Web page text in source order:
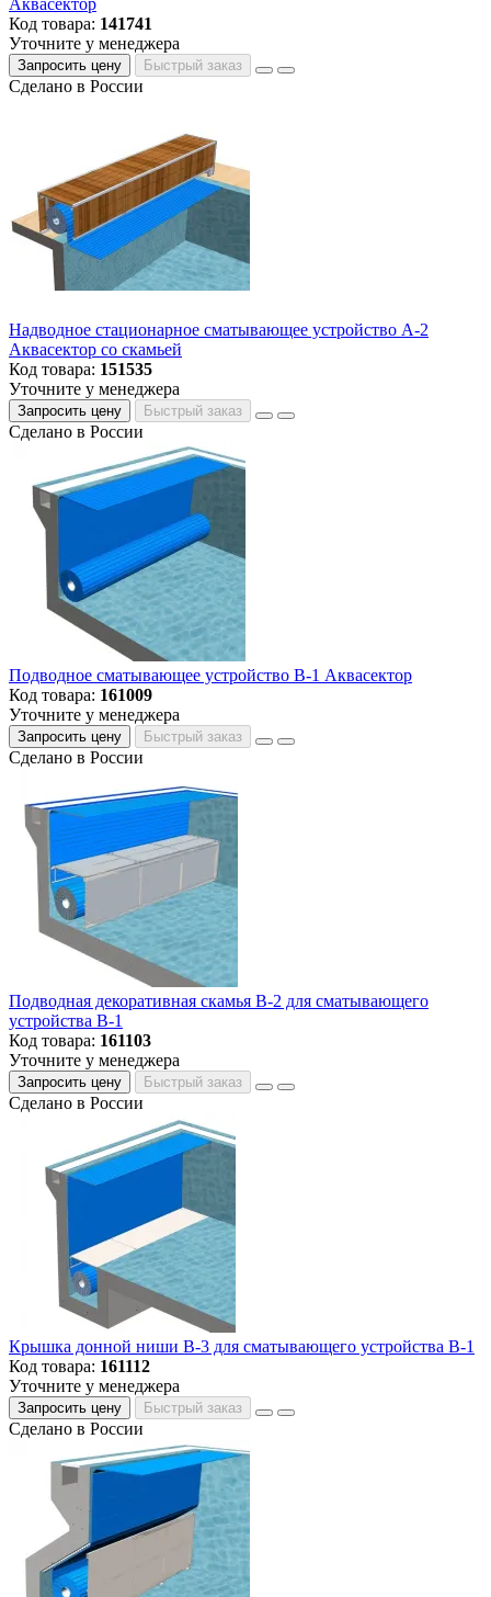
Аквасектор
Код товара: 141741
Уточните у менеджера
Запросить цену Быстрый заказ
Сделано в России
Надводное стационарное сматывающее устройство А-2
Аквасектор со скамьей
Код товара: 151535
Уточните у менеджера
Запросить цену Быстрый заказ
Сделано в России
Подводное сматывающее устройство В-1 Аквасектор
Код товара: 161009
Уточните у менеджера
Запросить цену Быстрый заказ
Сделано в России
Подводная декоративная скамья В-2 для сматывающего
устройства В-1
Код товара: 161103
Уточните у менеджера
Запросить цену Быстрый заказ
Сделано в России
Крышка донной ниши В-3 для сматывающего устройства В-1
Код товара: 161112
Уточните у менеджера
Запросить цену Быстрый заказ
Сделано в России